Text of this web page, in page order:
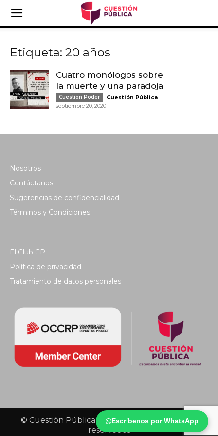
Escríbenos por WhatsApp
Etiqueta: 20 años
Cuatro monólogos sobre
la muerte y una paradoja
Cuestión Poder Cuestión Pública -
septiembre 20, 2020
Nosotros
Contáctanos
Sugerencias de confidencialidad
Términos y Condiciones
El Club CP
Política de privacidad
Tratamiento de datos personales
© Cuestión Pública 2018 - Todos los derechos
reservados